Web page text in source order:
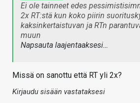
Ei ole tainneet edes
2x RT:stä kun koko piirin
kaksinkertaistuvan ja RTn
muun
Napsauta laajentaaksesi…
Missä on sanottu että RT yli 2x?
Kirjaudu sisään vastataksesi